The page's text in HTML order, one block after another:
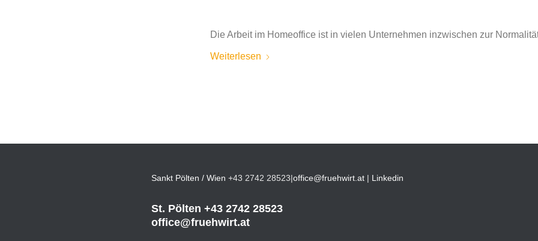
Die Arbeit im Homeoffice ist in vielen Unternehmen inzwischen zur
Weiterlesen
Sankt Pölten / Wien +43 2742 28523|office@fruehwirt.at | Linkedin
St. Pölten +43 2742 28523
office@fruehwirt.at